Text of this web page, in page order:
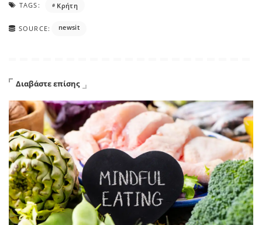
TAGS: Κρήτη
SOURCE: newsit
Διαβάστε επίσης